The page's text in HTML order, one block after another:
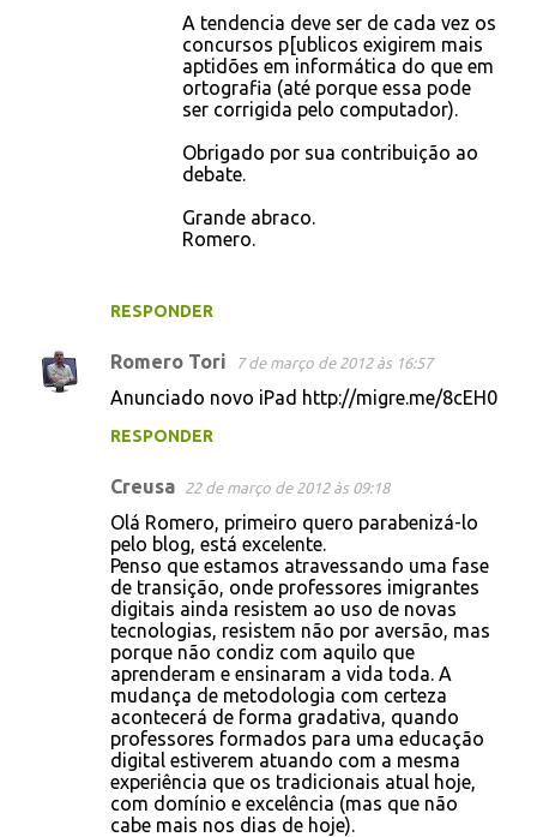
RESPONDER
A tendencia deve ser de cada vez os
concursos p[ublicos exigirem mais
aptidões em informática do que em
ortografia (até porque essa pode
ser corrigida pelo computador).
Obrigado por sua contribuição ao
debate.
Grande abraco.
Romero.
Romero Tori 7 de março de 2012 às 16:57
Anunciado novo iPad http://migre.me/8cEH0
RESPONDER
Creusa 22 de março de 2012 às 09:18
Olá Romero, primeiro quero parabenizá-lo
pelo blog, está excelente.
Penso que estamos atravessando uma fase
de transição, onde professores imigrantes
digitais ainda resistem ao uso de novas
tecnologias, resistem não por aversão, mas
porque não condiz com aquilo que
aprenderam e ensinaram a vida toda. A
mudança de metodologia com certeza
acontecerá de forma gradativa, quando
professores formados para uma educação
digital estiverem atuando com a mesma
experiência que os tradicionais atual hoje,
com domínio e excelência (mas que não
cabe mais nos dias de hoje).